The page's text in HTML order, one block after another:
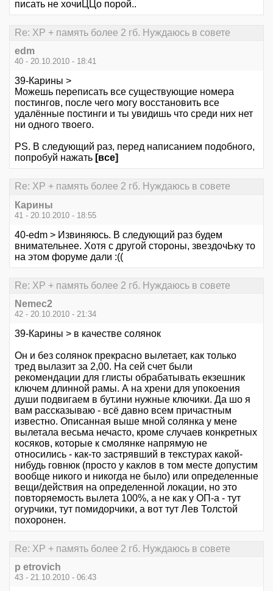
писать не хочиЦЦо порой..
Re: XP + память более 2 гб. Нуждаюсь в совете
edm
40 - 20.10.2010 - 18:41
39-Карины >
Можешь переписать все существующие номера
постингов, после чего могу восстановить все
удалённые постинги и ты увидишь что среди них нет
ни одного твоего.
PS. В следующий раз, перед написанием подобного,
попробуй нажать [все]
Re: XP + память более 2 гб. Нуждаюсь в совете
Карины
41 - 20.10.2010 - 18:55
40-edm > Извиняюсь. В следующий раз будем
внимательнее. Хотя с другой стороны, звездочЬку то
на этом форуме дали :((
Re: XP + память более 2 гб. Нуждаюсь в совете
Nemec2
42 - 20.10.2010 - 21:34
39-Карины > в качестве солянок
Он и без солянок прекрасно вылетает, как только
тред вылазит за 2,00. На сей счет были
рекомендации для глисты обрабатывать екзешник
ключем длинной рамы. А на хрени для упокоения
души подвигаем в бут.ини нужные ключики. Да шо я
вам рассказываю - всё давно всем причастным
известно. Описанная выше мной солянка у мене
вылетала весьма нечасто, кроме случаев конкретных
косяков, которые к смолянке напрямую не
относились - как-то застрявший в текстурах какой-
нибудь говнюк (просто у каклов в том месте допустим
вообще никого и никогда не было) или определенные
вещи/действия на определенной локации, но это
повторяемость вылета 100%, а не как у ОП-а - тут
огурчики, тут помидорчики, а вот тут Лев Толстой
похоронен.
Re: XP + память более 2 гб. Нуждаюсь в совете
p etrovich
43 - 21.10.2010 - 06:43